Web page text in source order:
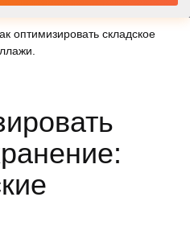
оптимизировать складское